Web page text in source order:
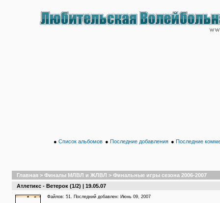
● Список альбомов ● Последние добавления ● Последние
Главная > Финалы МЛВЛ и ЖЛВЛ > Финальные игры сезона 2006-2007
Атлетикс - Ветерок (1/2) | 19.05.07
Файлов: 51. Последний добавлен: Июнь 09, 2007